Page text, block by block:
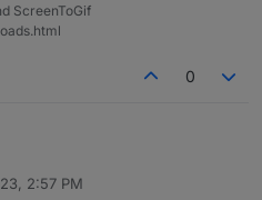
ScreenToGif
0
2:57 PM